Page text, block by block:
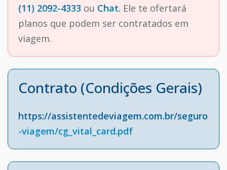
(11) 2092-4333 ou Chat. Ele te ofertará
planos que podem ser contratados em
viagem.
Contrato (Condições Gerais)
https://assistentedeviagem.com.br/seguro
-viagem/cg_vital_card.pdf